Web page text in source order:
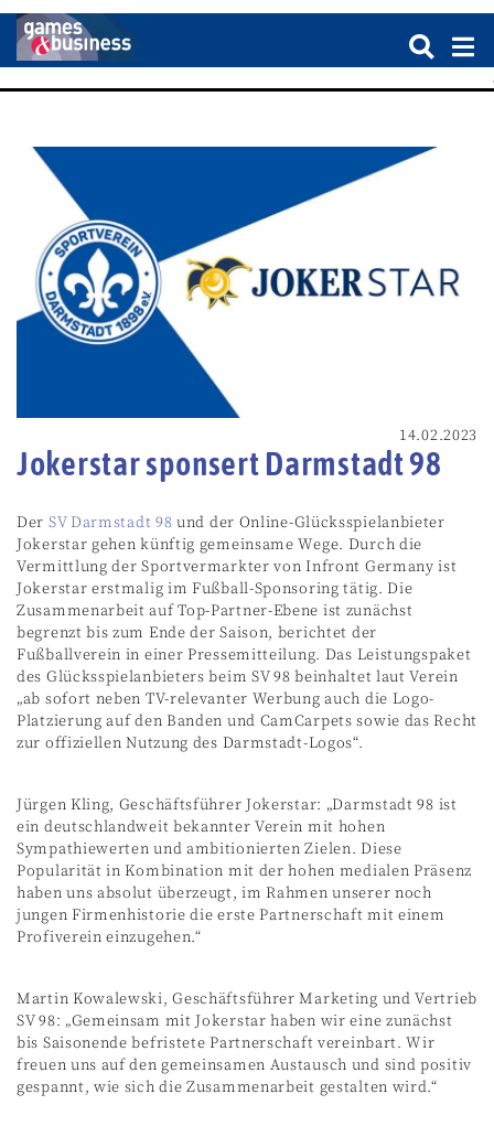
14.02.2023
Jokerstar sponsert Darmstadt 98
Der SV Darmstadt 98 und der Online-Glücksspielanbieter
Jokerstar gehen künftig gemeinsame Wege. Durch die
Vermittlung der Sportvermarkter von Infront Germany ist
Jokerstar erstmalig im Fußball-Sponsoring tätig. Die
Zusammenarbeit auf Top-Partner-Ebene ist zunächst
begrenzt bis zum Ende der Saison, berichtet der
Fußballverein in einer Pressemitteilung. Das Leistungspaket
des Glücksspielanbieters beim SV 98 beinhaltet laut Verein
„ab sofort neben TV-relevanter Werbung auch die Logo-
Platzierung auf den Banden und CamCarpets sowie das Recht
zur offiziellen Nutzung des Darmstadt-Logos“.
Jürgen Kling, Geschäftsführer Jokerstar: „Darmstadt 98 ist
ein deutschlandweit bekannter Verein mit hohen
Sympathiewerten und ambitionierten Zielen. Diese
Popularität in Kombination mit der hohen medialen Präsenz
haben uns absolut überzeugt, im Rahmen unserer noch
jungen Firmenhistorie die erste Partnerschaft mit einem
Profiverein einzugehen.“
Martin Kowalewski, Geschäftsführer Marketing und Vertrieb
SV 98: „Gemeinsam mit Jokerstar haben wir eine zunächst
bis Saisonende befristete Partnerschaft vereinbart. Wir
freuen uns auf den gemeinsamen Austausch und sind positiv
gespannt, wie sich die Zusammenarbeit gestalten wird.“